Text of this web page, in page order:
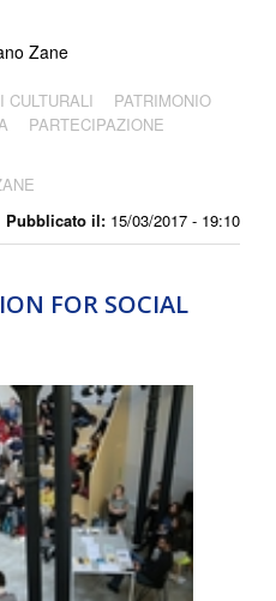
Pubblicato il: 15/03/2017 - 19:10
Zane
CULTURALI
PATRIMONIO
PARTECIPAZIONE
FOR SOCIAL